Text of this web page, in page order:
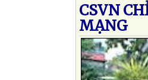
CSVN
MẠNG